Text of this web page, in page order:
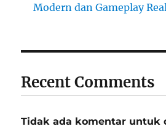
Modern dan Gameplay
Recent Comments
Tidak ada komentar untuk